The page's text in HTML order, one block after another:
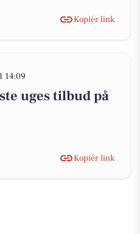
Kopiér link
14:09
uges tilbud på
Kopiér link